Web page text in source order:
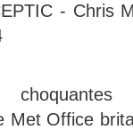
- Chris
choquantes
Met Office